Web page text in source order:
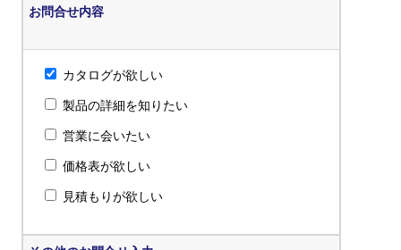
お問合せ内容
カタログが欲しい
製品の詳細を知りたい
営業に会いたい
価格表が欲しい
見積もりが欲しい